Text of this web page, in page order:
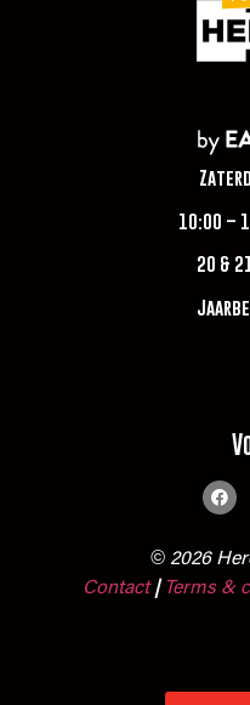
10:00 –
20 &
© 2026
Contact | Terms &